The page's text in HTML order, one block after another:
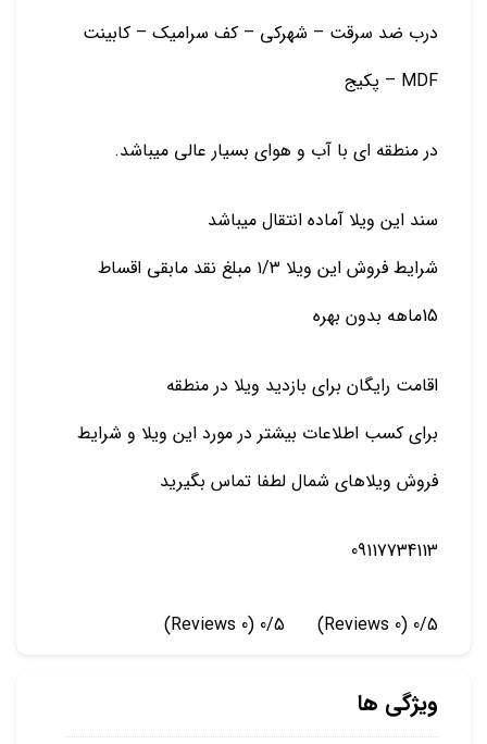
درب ضد سرقت – شهرکی – کف سرامیک – کابینت
MDF – پکیج
در منطقه ای با آب و هوای بسیار عالی میباشد.
سند این ویلا آماده انتقال میباشد
شرایط فروش این ویلا ۱/۳ مبلغ نقد مابقی اقساط
15ماهه بدون بهره
اقامت رایگان برای بازدید ویلا در منطقه
برای کسب اطلاعات بیشتر در مورد این ویلا و شرایط
فروش ویلاهای شمال لطفا تماس بگیرید
09117734113
0/5
(0 Reviews)
0/5
(0 Reviews)
ویژگی ها